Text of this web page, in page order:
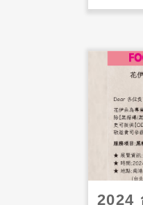
2024